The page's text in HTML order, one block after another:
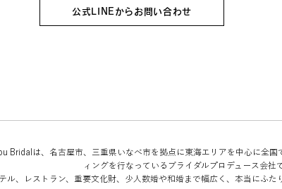
公式LINEからお問い合わせ
Bridalは、名古屋市、三重県いなべ市を拠点に東海エリアを中心に全国
ィングを行なっているブライダルプロデュース会社で
ル、レストラン、重要文化財、少人数婚や和婚まで幅広く、本当にふた